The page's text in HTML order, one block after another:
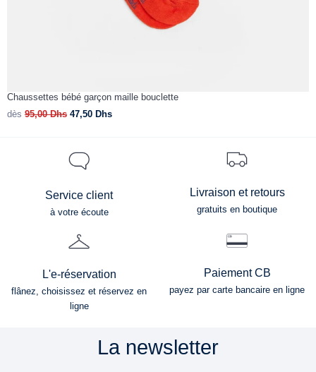
Chaussettes bébé garçon maille bouclette
dès 95,00Dhs 47,50 Dhs
Service client
à votre écoute
Livraison et retours
gratuits en boutique
L'e-réservation
flânez, choisissez et réservez en
ligne
Paiement CB
payez par carte bancaire en ligne
La newsletter